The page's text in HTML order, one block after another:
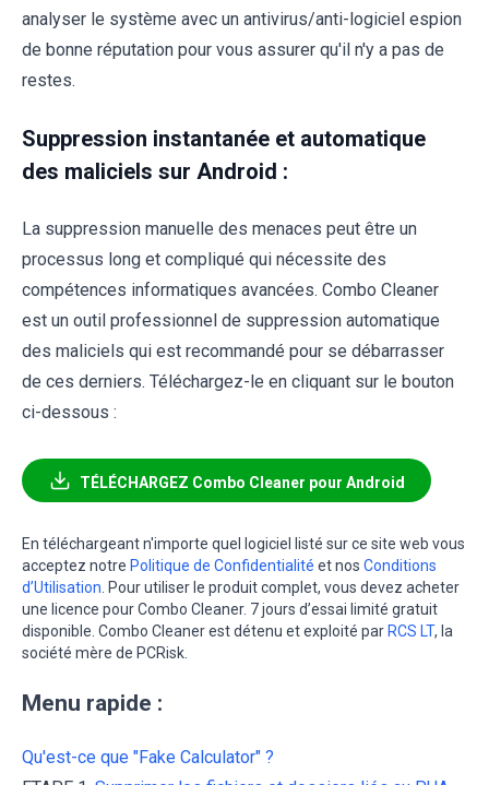
analyser le système avec un antivirus/anti-logiciel espion
de bonne réputation pour vous assurer qu'il n'y a pas de
restes.
Suppression instantanée et automatique
des maliciels sur Android :
La suppression manuelle des menaces peut être un
processus long et compliqué qui nécessite des
compétences informatiques avancées. Combo Cleaner
est un outil professionnel de suppression automatique
des maliciels qui est recommandé pour se débarrasser
de ces derniers. Téléchargez-le en cliquant sur le bouton
ci-dessous :
TÉLÉCHARGEZ Combo Cleaner pour Android
En téléchargeant n'importe quel logiciel listé sur ce site web vous
acceptez notre Politique de Confidentialité et nos Conditions
d’Utilisation . Pour utiliser le produit complet, vous devez acheter
une licence pour Combo Cleaner. 7 jours d’essai limité gratuit
disponible. Combo Cleaner est détenu et exploité par RCS LT, la
société mère de PCRisk.
Menu rapide :
Qu'est-ce que "Fake Calculator" ?